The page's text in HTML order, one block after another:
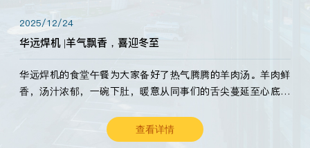
2025/12/24
华远焊机 |羊气飘香，喜迎冬至
华远焊机的食堂午餐为大家备好了热气腾腾的羊肉汤。羊肉鲜
香，汤汁浓郁，一碗下肚，暖意从同事们的舌尖蔓延至心底。
查看详情